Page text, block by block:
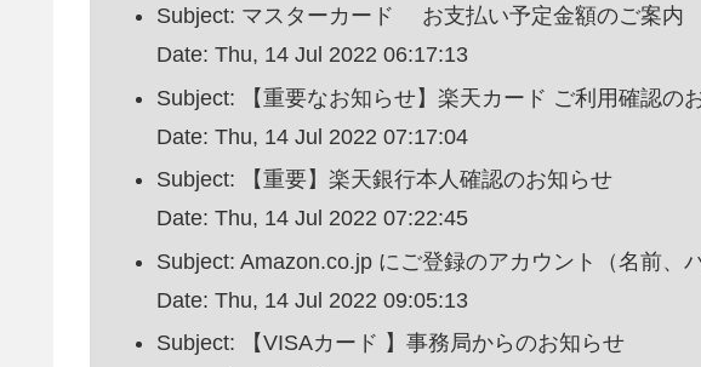
Subject: マスターカード お支払い予定金額のご案内
Date: Thu, 14 Jul 2022 06:17:13
Subject: 【重要なお知らせ】楽天カード ご利用確認の
Date: Thu, 14 Jul 2022 07:17:04
Subject: 【重要】楽天銀行本人確認のお知らせ
Date: Thu, 14 Jul 2022 07:22:45
Subject: Amazon.co.jp にご登録のアカウント（名前、
Date: Thu, 14 Jul 2022 09:05:13
Subject: 【VISAカード 】事務局からのお知らせ